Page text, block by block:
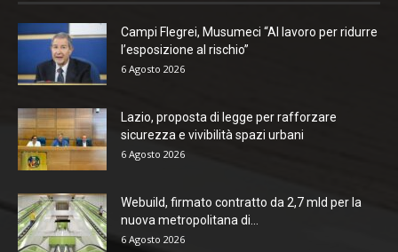
Campi Flegrei, Musumeci “Al lavoro per ridurre
l’esposizione al rischio”
6 Agosto 2026
Lazio, proposta di legge per rafforzare
sicurezza e vivibilità spazi urbani
6 Agosto 2026
Webuild, firmato contratto da 2,7 mld per la
nuova metropolitana di...
6 Agosto 2026